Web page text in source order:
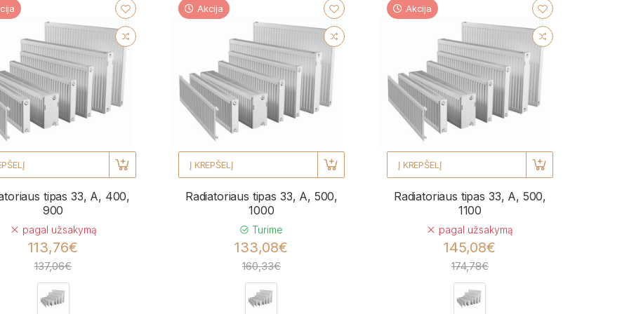
tipas 33, A, 400,
900
pagal užsakymą
113,76€
137,06€
Akcija
Į KREPŠELĮ
Radiatoriaus tipas 33, A, 500,
1000
Turime
133,08€
160,33€
Akcija
Į KREPŠELĮ
Radiatoriaus tipas 33, A, 500,
1100
pagal užsakymą
145,08€
174,78€